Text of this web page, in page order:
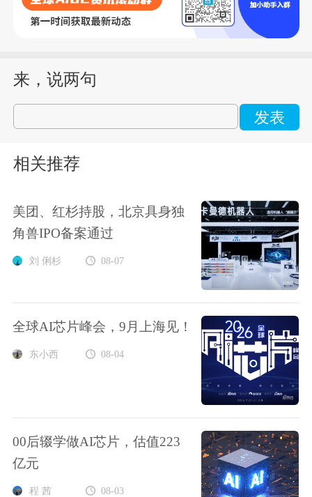
来，说两句
发表
相关推荐
美团、红杉持股，北京具身独
角兽IPO备案通过
刘 俐杉 08-07
全球AI芯片峰会，9月上海见！
东小西 08-04
00后辍学做AI芯片，估值223
亿元
程 茜 08-03